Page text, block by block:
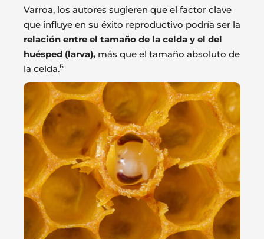
Varroa, los autores sugieren que el factor clave
que influye en su éxito reproductivo podría ser la
relación entre el tamaño de la celda y el del
huésped (larva), más que el tamaño absoluto de
la celda.6